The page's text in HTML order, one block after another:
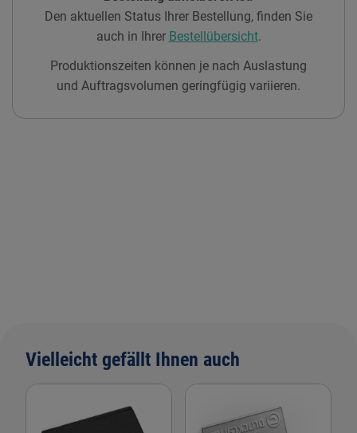
Den aktuellen Status Ihrer Bestellung, finden Sie
auch in Ihrer Bestellübersicht.
Produktionszeiten können je nach Auslastung
und Auftragsvolumen geringfügig variieren.
Vielleicht gefällt Ihnen auch